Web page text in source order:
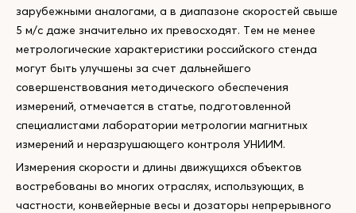
зарубежными аналогами, а в диапазоне скоростей свыше
5 м/с даже значительно их превосходят. Тем не менее
метрологические характеристики российского стенда
могут быть улучшены за счет дальнейшего
совершенствования методического обеспечения
измерений, отмечается в статье, подготовленной
специалистами лаборатории метрологии магнитных
измерений и неразрушающего контроля УНИИМ.
Измерения скорости и длины движущихся объектов
востребованы во многих отраслях, использующих, в
частности, конвейерные весы и дозаторы непрерывного